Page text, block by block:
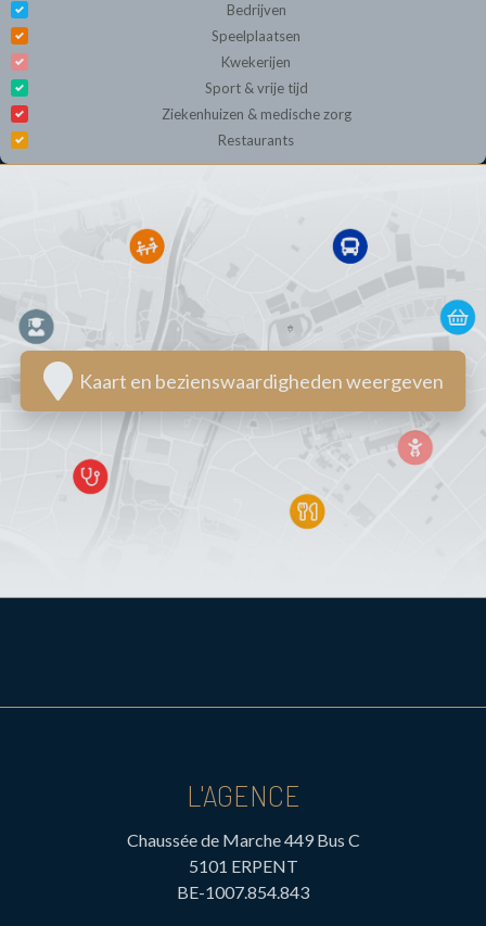
Bedrijven
Speelplaatsen
Kwekerijen
Sport & vrije tijd
Ziekenhuizen & medische zorg
Restaurants
Kaart en bezienswaardigheden weergeven
L'AGENCE
Chaussée de Marche 449 Bus C
5101 ERPENT
BE-1007.854.843